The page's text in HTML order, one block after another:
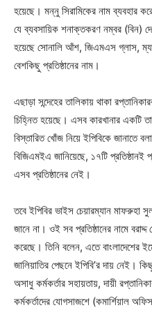
হয়েছে। মন্নু সিরামিকের নাম ব্যবহার
যে ব্যবসায়িক শনাক্তকরণ নম্বর (বিন)
হয়েছে সোনালি আঁশ, জিএমএস গ্লাস,
বেশকিছু প্রতিষ্ঠানের নাম।
এছাড়া সন্দেহের তালিকায় থাকা
চিহ্নিত হয়েছে। এসব কারখানার একটি
বিস্তারিত খোঁজ নিয়ে ইপিবিকে জানাতে
বিজিএমইএ জানিয়েছে, ১৭টি
এসব প্রতিষ্ঠানের নেই।
তবে ইপিবির ভাইস চেয়ারম্যান
জানে না। ওই সব প্রতিষ্ঠানের নামে
করেছে। তিনি বলেন, এতে বাংলাদেশের
জালিয়াতির পেছনে ইপিবি’র দায় নেই।
অসাধু কর্মকর্তার সহায়তায়, দায়ী
কর্মকর্তাদের যোগসাজশে (কমার্শিয়াল